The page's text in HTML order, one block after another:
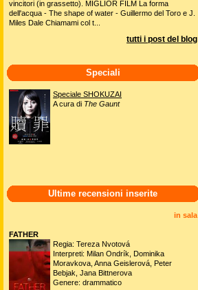
vincitori (in grassetto). MIGLIOR FILM La forma
dell'acqua - The shape of water - Guillermo del Toro e J.
Miles Dale Chiamami col t...
tutti i post del blog
Speciali
Speciale SHOKUZAI
A cura di The Gaunt
Ultime recensioni inserite
in sala
FATHER
Regia: Tereza Nvotová
Interpreti: Milan Ondrík, Dominika
Moravkova, Anna Geislerová, Peter
Bebjak, Jana Bittnerova
Genere: drammatico